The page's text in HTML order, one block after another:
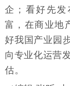
企；看好先
富，在商业地
好我国产业园
向专业化运营
估。